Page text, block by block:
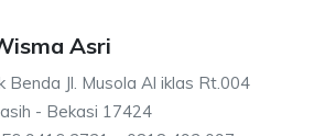
Asri
Benda Jl. Musola Al iklas Rt.004
- Bekasi 17424